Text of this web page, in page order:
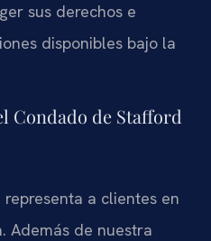
sus derechos e
disponibles bajo la
Condado de Stafford
representa a clientes en
Además de nuestra